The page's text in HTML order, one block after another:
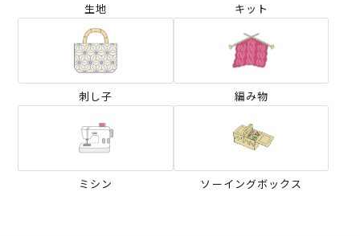
生地 キット
刺し子 編み物
ミシン ソーイングボックス